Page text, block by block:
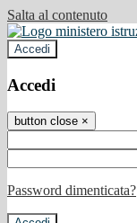
Salta al contenuto
Accedi
Accedi
button close ×
Password dimenticata?